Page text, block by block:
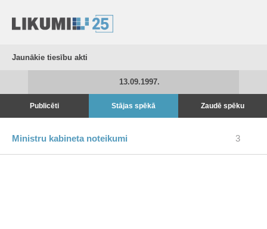
Jaunākie tiesību akti
13.09.1997.
Publicēti Stājas spēkā Zaudē spēku
Ministru kabineta noteikumi 3